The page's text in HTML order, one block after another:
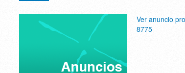
Ver anuncio
8775